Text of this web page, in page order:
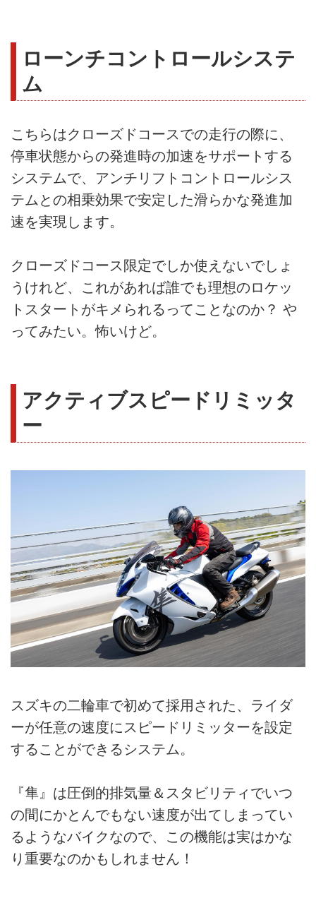
ローンチコントロールシステ
ム
こちらはクローズドコースでの走行の際に、
停車状態からの発進時の加速をサポートする
システムで、アンチリフトコントロールシス
テムとの相乗効果で安定した滑らかな発進加
速を実現します。
クローズドコース限定でしか使えないでしょ
うけれど、これがあれば誰でも理想のロケッ
トスタートがキメられるってことなのか？ や
ってみたい。怖いけど。
アクティブスピードリミッタ
ー
スズキの二輪車で初めて採用された、ライダ
ーが任意の速度にスピードリミッターを設定
することができるシステム。
『隼』は圧倒的排気量＆スタビリティでいつ
の間にかとんでもない速度が出てしまってい
るようなバイクなので、この機能は実はかな
り重要なのかもしれません！